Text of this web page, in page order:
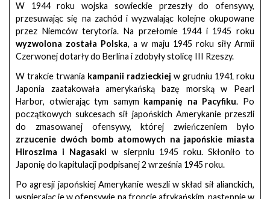
W 1944 roku wojska sowieckie przeszły do ofensywy,
przesuwając się na zachód i wyzwalając kolejne okupowane
przez Niemców terytoria. Na przełomie 1944 i 1945 roku
wyzwolona została Polska, a w maju 1945 roku siły Armii
Czerwonej dotarły do Berlina i zdobyły stolicę III Rzeszy.
W trakcie trwania kampanii radzieckiej w grudniu 1941 roku
Japonia zaatakowała amerykańską bazę morską w Pearl
Harbor, otwierając tym samym kampanię na Pacyfiku. Po
początkowych sukcesach sił japońskich Amerykanie przeszli
do zmasowanej ofensywy, której zwieńczeniem było
zrzucenie dwóch bomb atomowych na japońskie miasta
Hiroszima i Nagasaki w sierpniu 1945 roku. Skłoniło to
Japonię do kapitulacji podpisanej 2 września 1945 roku.
Po agresji japońskiej Amerykanie weszli w skład sił alianckich,